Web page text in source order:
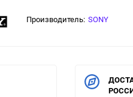
Производитель: SONY